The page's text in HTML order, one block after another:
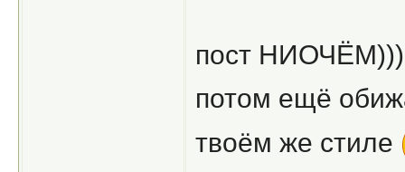
пост НИОЧЁМ)))
потом ещё
твоём же стиле